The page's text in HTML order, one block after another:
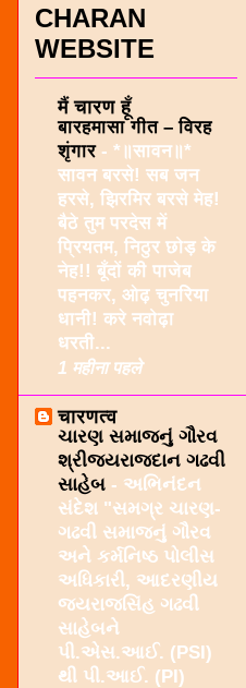
CHARAN
WEBSITE
मैं चारण हूँ
बारहमासा गीत – विरह
शृंगार - *॥सावन॥*
सावन बरसे! सब जन
हरसे, झिरमिर बरसे मेह!
बैठे तुम परदेस में
प्रियतम, निठुर छोड़ के
नेह!! बूँदों की पाजेब
पहनकर, ओढ़ चुनरिया
धानी! करे नवोढ़ा
धरती...
1 महीना पहले
चारणत्व
ચારણ સમાજનું ગૌરવ
શ્રીજયરાજદાન ગઢવી
સાહેબ - અભિનંદન
સંદેશ "સમગ્ર ચારણ-
ગઢવી સમાજનું ગૌરવ
અને કર્મનિષ્ઠ પોલીસ
અધિકારી, આદરણીય
જયરાજસિંહ ગઢવી
સાહેબને
પી.એસ.આઈ. (PSI)
થી પી.આઈ. (PI)